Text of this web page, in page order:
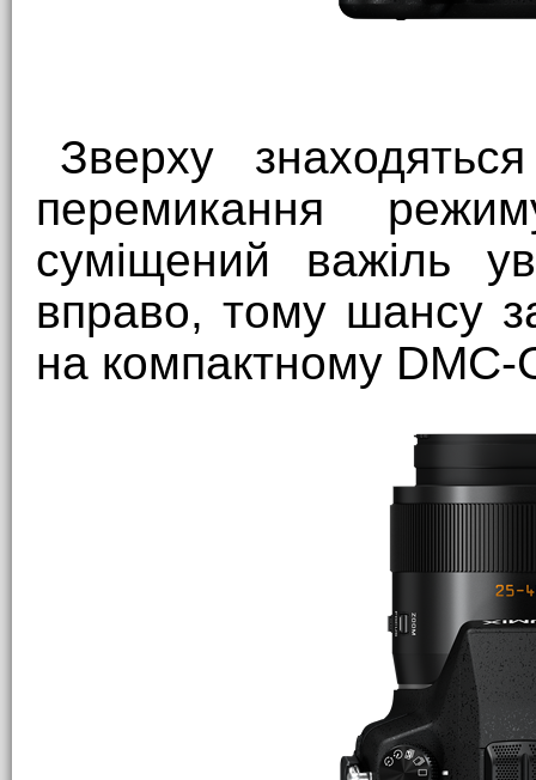
Зверху
перемикання
суміщений важіль
вправо, тому шансу
на компактному